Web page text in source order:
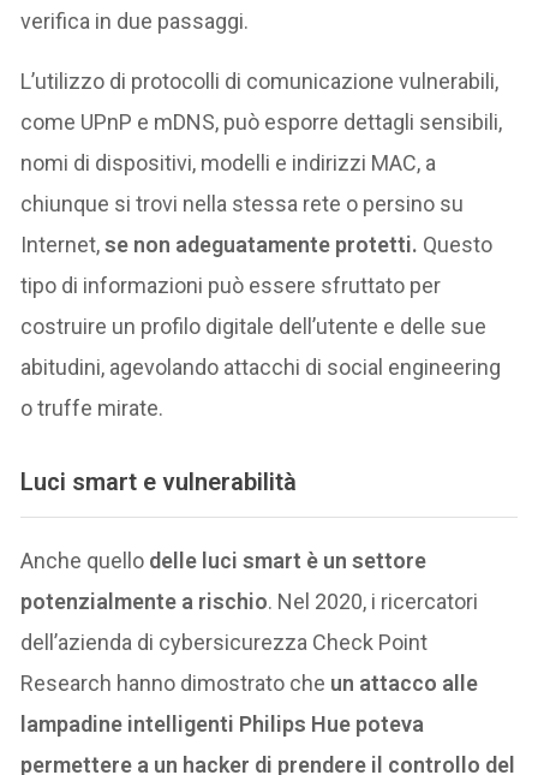
verifica in due passaggi.
L’utilizzo di protocolli di comunicazione vulnerabili,
come UPnP e mDNS, può esporre dettagli sensibili,
nomi di dispositivi, modelli e indirizzi MAC, a
chiunque si trovi nella stessa rete o persino su
Internet,se non adeguatamente protetti. Questo
tipo di informazioni può essere sfruttato per
costruire un profilo digitale dell’utente e delle sue
abitudini, agevolando attacchi di social engineering
o truffe mirate.
Luci smart e vulnerabilità
Anche quello delle luci smart è un settore
potenzialmente a rischio. Nel 2020, i ricercatori
dell’azienda di cybersicurezza Check Point
Research hanno dimostrato che un attacco alle
lampadine intelligenti Philips Hue poteva
permettere a un hacker di prendere il controllo del